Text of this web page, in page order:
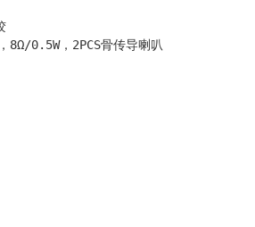
色
0.5W，2PCS骨传导喇叭
5.3
天